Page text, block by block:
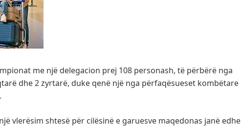
me një delegacion prej 108 personash, të përbërë nga
dhe 2 zyrtarë, duke qenë një nga përfaqësueset kombëtare
vlerësim shtesë për cilësinë e garuesve maqedonas janë edhe